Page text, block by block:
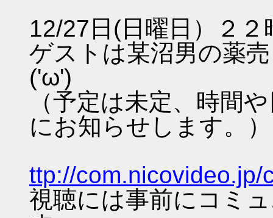
12/27日(日曜日）２
ゲストは某沼男の薬
('ω')ゞ
（予定は未定、時間
にお知らせします。）
ttp://com.nicovideo.jp/
視聴には事前にコミ